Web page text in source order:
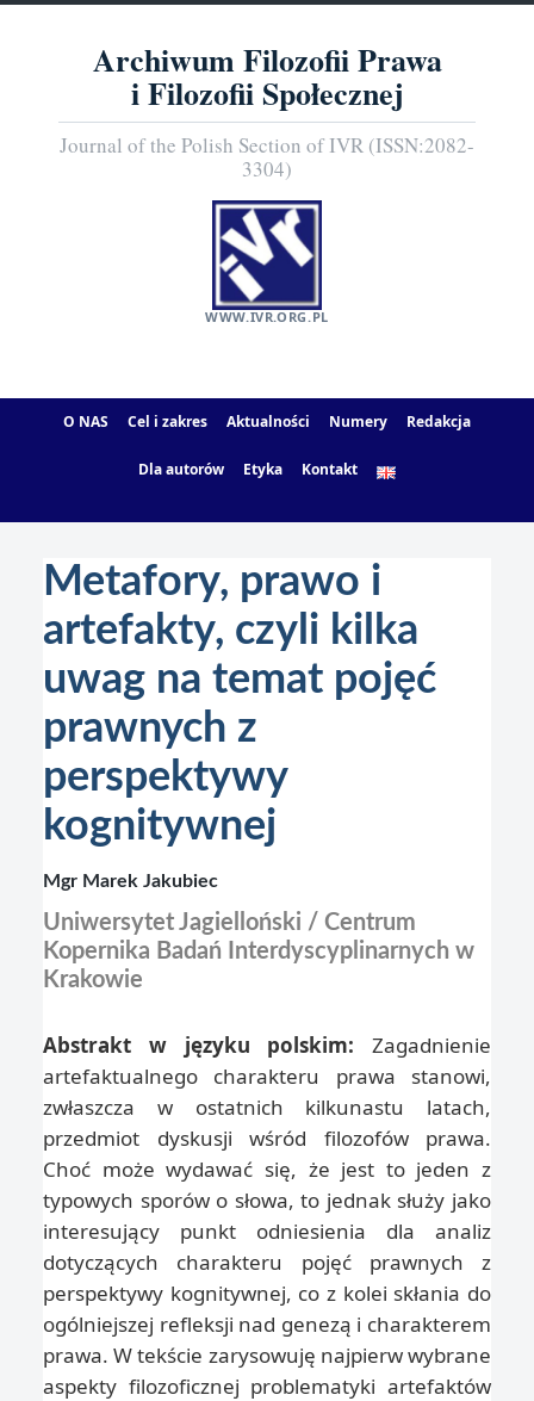
Archiwum Filozofii Prawa
i Filozofii Społecznej
Journal of the Polish Section of IVR (ISSN:2082-
3304)
WWW.IVR.ORG.PL
O NAS Cel i zakres Aktualności Numery Redakcja
Dla autorów Etyka Kontakt
Metafory, prawo i
artefakty, czyli kilka
uwag na temat pojęć
prawnych z
perspektywy
kognitywnej
Mgr Marek Jakubiec
Uniwersytet Jagielloński / Centrum
Kopernika Badań Interdyscyplinarnych w
Krakowie
Abstrakt w języku polskim: Zagadnienie
artefaktualnego charakteru prawa stanowi,
zwłaszcza w ostatnich kilkunastu latach,
przedmiot dyskusji wśród filozofów prawa.
Choć może wydawać się, że jest to jeden z
typowych sporów o słowa, to jednak służy jako
interesujący punkt odniesienia dla analiz
dotyczących charakteru pojęć prawnych z
perspektywy kognitywnej, co z kolei skłania do
ogólniejszej refleksji nad genezą i charakterem
prawa. W tekście zarysowuję najpierw wybrane
aspekty filozoficznej problematyki artefaktów